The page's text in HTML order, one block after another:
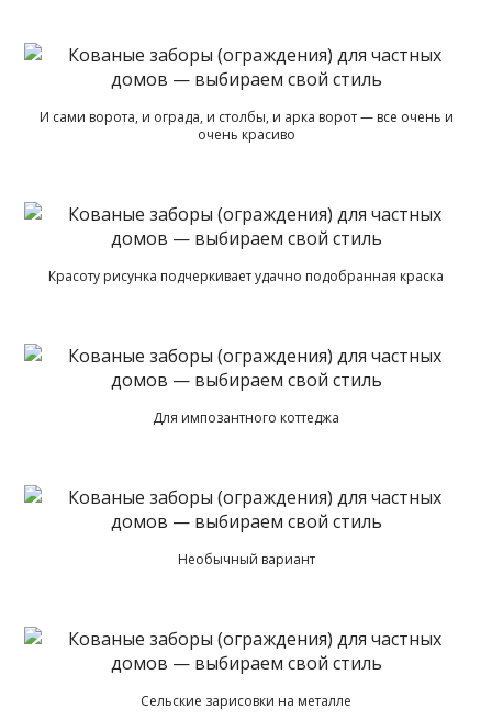
И сами ворота, и ограда, и столбы, и арка ворот — все очень и
очень красиво
Красоту рисунка подчеркивает удачно подобранная краска
Для импозантного коттеджа
Необычный вариант
Сельские зарисовки на металле